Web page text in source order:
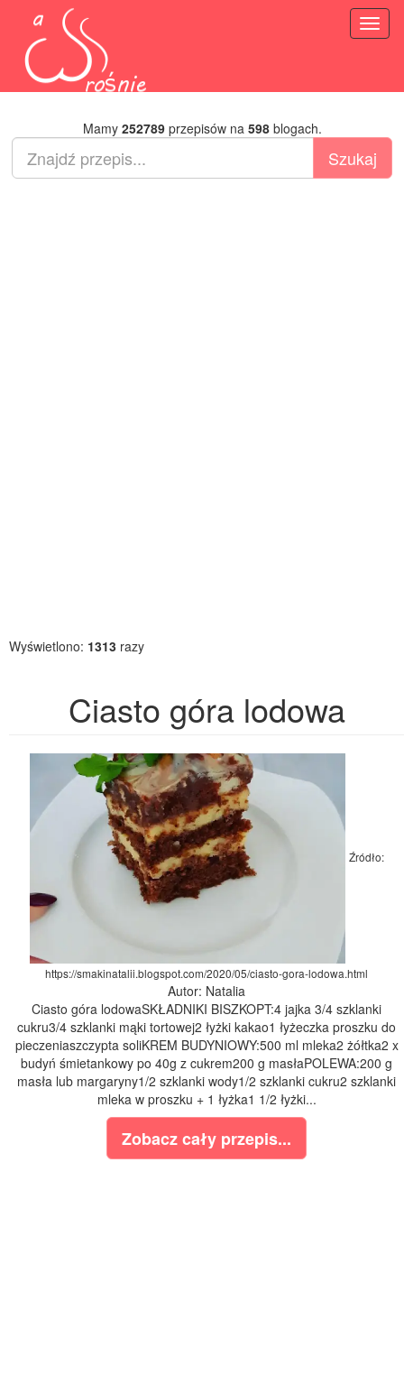
Mamy 252789przepisów na 598blogach.
Wyświetlono: 1313 razy
Ciasto góra lodowa
Źródło:
https://smakinatalii.blogspot.com/2020/05/ciasto-gora-lodowa.html
Autor: Natalia
Ciasto góra lodowaSKŁADNIKI BISZKOPT:4 jajka 3/4 szklanki
cukru3/4 szklanki mąki tortowej2 łyżki kakao1 łyżeczka proszku do
pieczeniaszczypta soliKREM BUDYNIOWY:500 ml mleka2 żółtka2 x
budyń śmietankowy po 40g z cukrem200 g masłaPOLEWA:200 g
masła lub margaryny1/2 szklanki wody1/2 szklanki cukru2 szklanki
mleka w proszku + 1 łyżka1 1/2 łyżki...
Zobacz cały przepis...